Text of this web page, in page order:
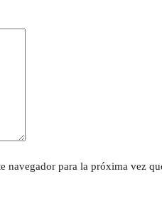
navegador para la próxima vez